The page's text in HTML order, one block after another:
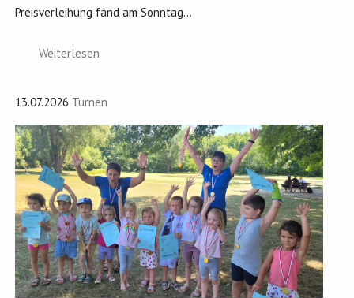
Preisverleihung fand am Sonntag...
Weiterlesen
13.07.2026 Turnen